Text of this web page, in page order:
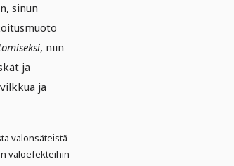
sinun
, niin
ja
ja
valonsäteistä
valoefekteihin